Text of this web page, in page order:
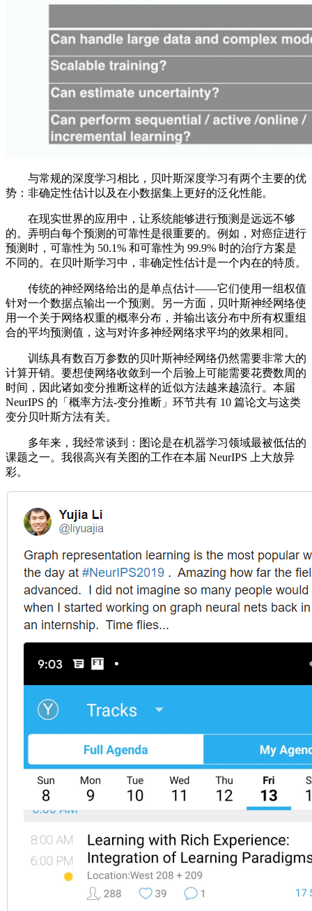
与常规的深度学习相比，贝叶斯深度学习有两个主要的优
势：非确定性估计以及在小数据集上更好的泛化性能。
在现实世界的应用中，让系统能够进行预测是远远不够
的。弄明白每个预测的可靠性是很重要的。例如，对癌症进行
预测时，可靠性为 50.1% 和可靠性为 99.9% 时的治疗方案是
不同的。在贝叶斯学习中，非确定性估计是一个内在的特质。
传统的神经网络给出的是单点估计——它们使用一组权值
针对一个数据点输出一个预测。另一方面，贝叶斯神经网络使
用一个关于网络权重的概率分布，并输出该分布中所有权重组
合的平均预测值，这与对许多神经网络求平均的效果相同。
训练具有数百万参数的贝叶斯神经网络仍然需要非常大的
计算开销。要想使网络收敛到一个后验上可能需要花费数周的
时间，因此诸如变分推断这样的近似方法越来越流行。本届
NeurIPS 的「概率方法-变分推断」环节共有 10 篇论文与这类
变分贝叶斯方法有关。
多年来，我经常谈到：图论是在机器学习领域最被低估的
课题之一。我很高兴有关图的工作在本届 NeurIPS 上大放异
彩。